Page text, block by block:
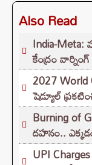
Also Read
India-
కేంద్రం వార్నింగ్
2027 World
షెడ్యూల్
Burning of
దహనం..
UPI